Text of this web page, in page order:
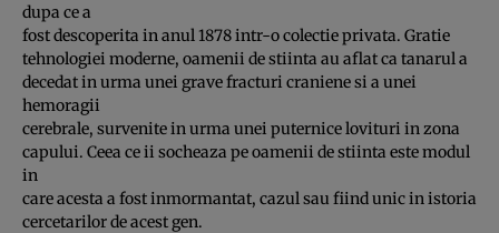
dupa ce a
fost descoperita in anul 1878 intr-o colectie privata. Gratie
tehnologiei moderne, oamenii de stiinta au aflat ca tanarul a
decedat in urma unei grave fracturi craniene si a unei
hemoragii
cerebrale, survenite in urma unei puternice lovituri in zona
capului. Ceea ce ii socheaza pe oamenii de stiinta este modul
in
care acesta a fost inmormantat, cazul sau fiind unic in istoria
cercetarilor de acest gen.